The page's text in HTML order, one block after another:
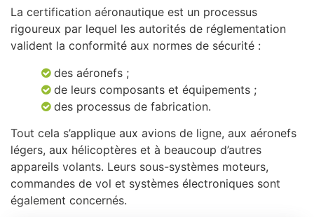
La certification aéronautique est un processus
rigoureux par lequel les autorités de réglementation
valident la conformité aux normes de sécurité :
des aéronefs ;
de leurs composants et équipements ;
des processus de fabrication.
Tout cela s’applique aux avions de ligne, aux aéronefs
légers, aux hélicoptères et à beaucoup d’autres
appareils volants. Leurs sous-systèmes moteurs,
commandes de vol et systèmes électroniques sont
également concernés.